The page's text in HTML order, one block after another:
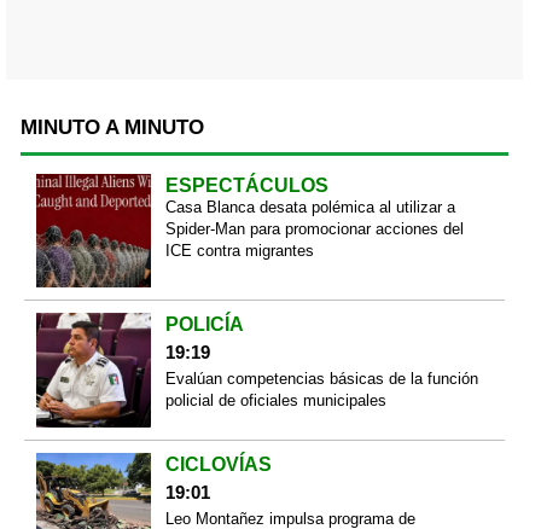
MINUTO A MINUTO
ESPECTÁCULOS
Casa Blanca desata polémica al utilizar a
Spider-Man para promocionar acciones del
ICE contra migrantes
POLICÍA
19:19
Evalúan competencias básicas de la función
policial de oficiales municipales
CICLOVÍAS
19:01
Leo Montañez impulsa programa de